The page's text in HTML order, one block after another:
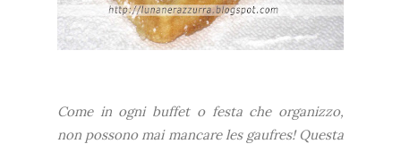
Come in ogni buffet o festa che organizzo,
non possono mai mancare les gaufres! Questa